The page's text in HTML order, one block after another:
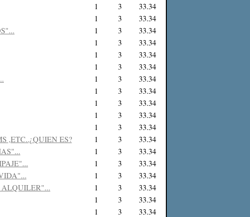
1 3
33.34
1 3
33.34
1 3
33.34
1 3
33.34
1 3
33.34
1 3
33.34
1 3
33.34
1 3
33.34
1 3
33.34
1 3
33.34
1 3
33.34
,ETC..¿QUIEN ES? 1 3
33.34
1 3
33.34
1 3
33.34
1 3
33.34
1 3
33.34
1 3
33.34
1 3
33.34